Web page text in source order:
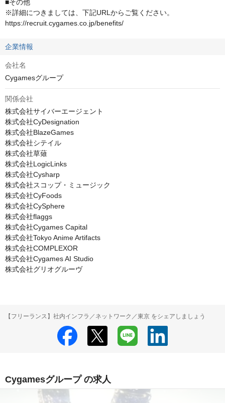
■その他
※詳細につきましては、下記URLからご覧ください。
https://recruit.cygames.co.jp/benefits/
企業情報
会社名
Cygamesグループ
関係会社
株式会社サイバーエージェント
株式会社CyDesignation
株式会社BlazeGames
株式会社シテイル
株式会社草薙
株式会社LogicLinks
株式会社Cysharp
株式会社スコップ・ミュージック
株式会社CyFoods
株式会社CySphere
株式会社flaggs
株式会社Cygames Capital
株式会社Tokyo Anime Artifacts
株式会社COMPLEXOR
株式会社Cygames AI Studio
株式会社グリオグルーヴ
【フリーランス】社内インフラ／ネットワーク／東京 をシェアしましょう
Cygamesグループ の求人